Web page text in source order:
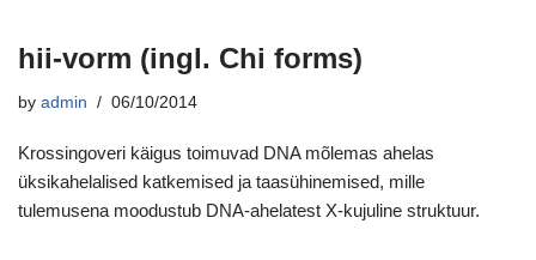
hii-vorm (ingl. Chi forms)
by admin 06/10/2014
Krossingoveri käigus toimuvad DNA mõlemas ahelas
üksikahelalised katkemised ja taasühinemised, mille
tulemusena moodustub DNA-ahelatest X-kujuline struktuur.